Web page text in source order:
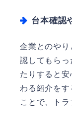
台本確認
企業とのや
認してもら
たりすると
わる紹介を
ことで、トラ